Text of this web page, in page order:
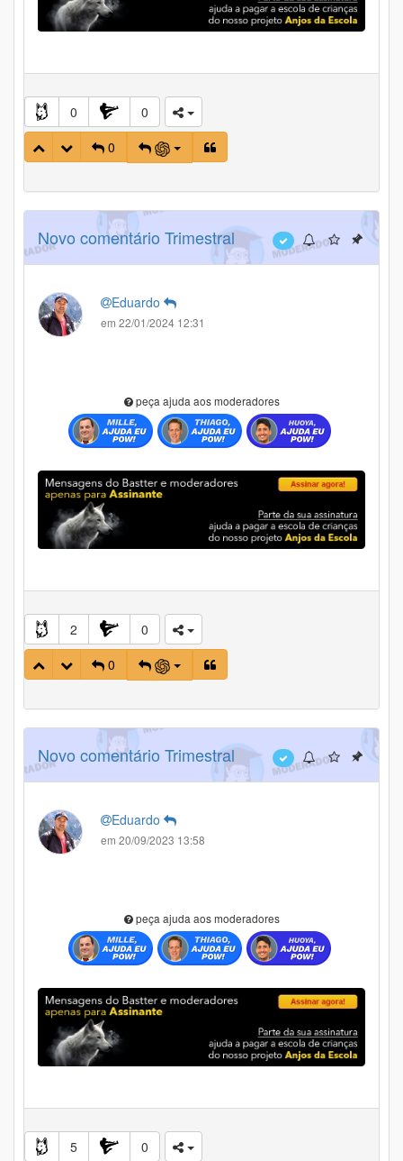
0
0
0
Novo comentário Trimestral
Eduardo
em 22/01/2024 12:31
peça ajuda aos moderadores
2
0
0
Novo comentário Trimestral
Eduardo
em 20/09/2023 13:58
peça ajuda aos moderadores
5 0